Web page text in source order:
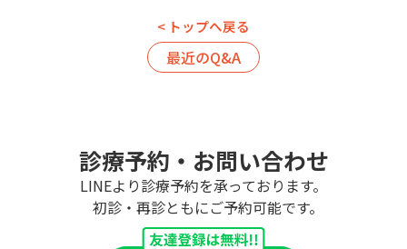
< トップへ戻る
最近のQ&A
診療予約・お問い合わせ
LINEより診療予約を承っております。
初診・再診ともにご予約可能です。